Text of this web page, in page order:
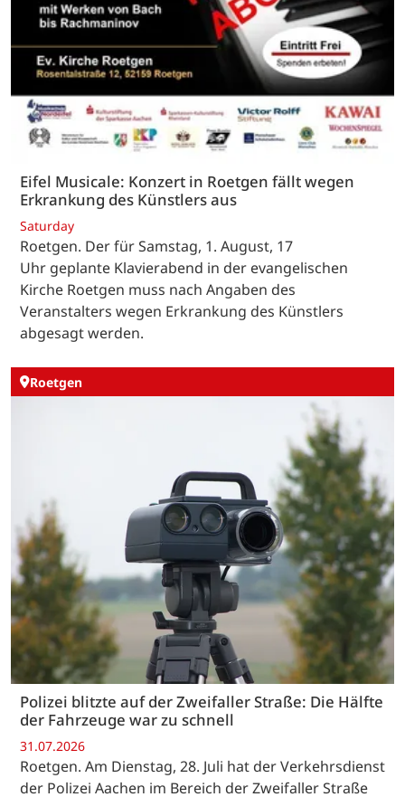
Eifel Musicale: Konzert in Roetgen fällt wegen
Erkrankung des Künstlers aus
Saturday
Roetgen. Der für Samstag, 1. August, 17
Uhr geplante Klavierabend in der evangelischen
Kirche Roetgen muss nach Angaben des
Veranstalters wegen Erkrankung des Künstlers
abgesagt werden.
Roetgen
Polizei blitzte auf der Zweifaller Straße: Die Hälfte
der Fahrzeuge war zu schnell
31.07.2026
Roetgen. Am Dienstag, 28. Juli hat der Verkehrsdienst
der Polizei Aachen im Bereich der Zweifaller Straße